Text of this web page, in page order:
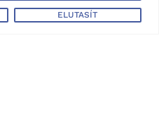
ELUTASÍT